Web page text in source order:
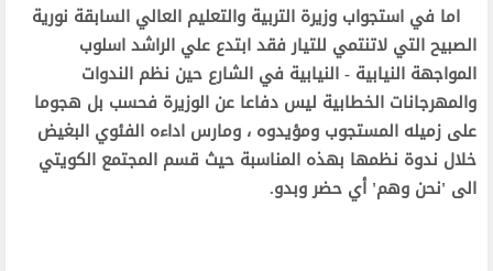
اما في استجواب وزيرة التربية والتعليم العالي السابقة نورية
الصبيح التي لاتنتمي للتيار فقد ابتدع علي الراشد اسلوب
المواجهة النيابية - النيابية في الشارع حين نظم الندوات
والمهرجانات الخطابية ليس دفاعا عن الوزيرة فحسب بل هجوما
على زميله المستجوب ومؤيدوه ، ومارس اداءه الفئوي البغيض
خلال ندوة نظمها بهذه المناسبة حيث قسم المجتمع الكويتي
الى 'نحن وهم' أي حضر وبدو.